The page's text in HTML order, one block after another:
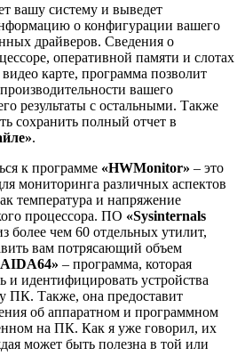
вашу систему и выведет
о конфигурации вашего
драйверов. Сведения о
оперативной памяти и слотах
карте, программа позволит
вашего
результаты с остальными. Также
сохранить полный отчет в
.
к программе «HWMonitor» – это
мониторинга различных аспектов
температура и напряжение
процессора. ПО «Sysinternals
более чем 60 отдельных утилит,
вам потрясающий объем
– программа, которая
и идентифицировать устройства
ПК. Также, она предоставит
об аппаратном и программном
на ПК. Как я уже говорил, их
может быть полезна в той или